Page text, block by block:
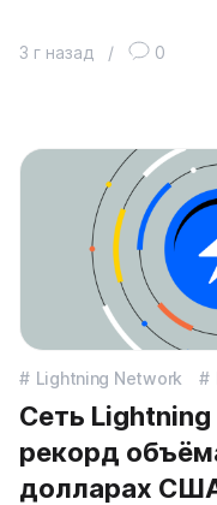
3 г назад / 0
Lightning Network
Сеть
рекорд
долларах